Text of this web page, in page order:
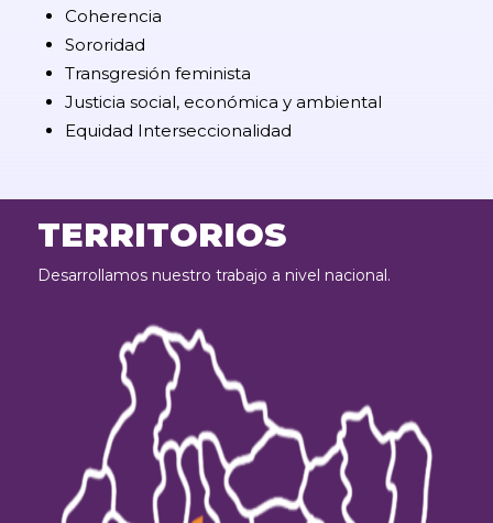
Coherencia
Sororidad
Transgresión feminista
Justicia social, económica y ambiental
Equidad Interseccionalidad
TERRITORIOS
Desarrollamos nuestro trabajo a nivel nacional.